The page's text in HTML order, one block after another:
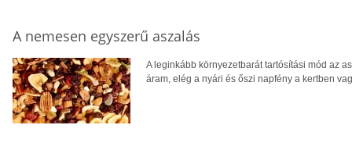
A nemesen egyszerű aszalás
A leginkább környezetbarát tartósítási mód az
áram, elég a nyári és őszi napfény a kertben